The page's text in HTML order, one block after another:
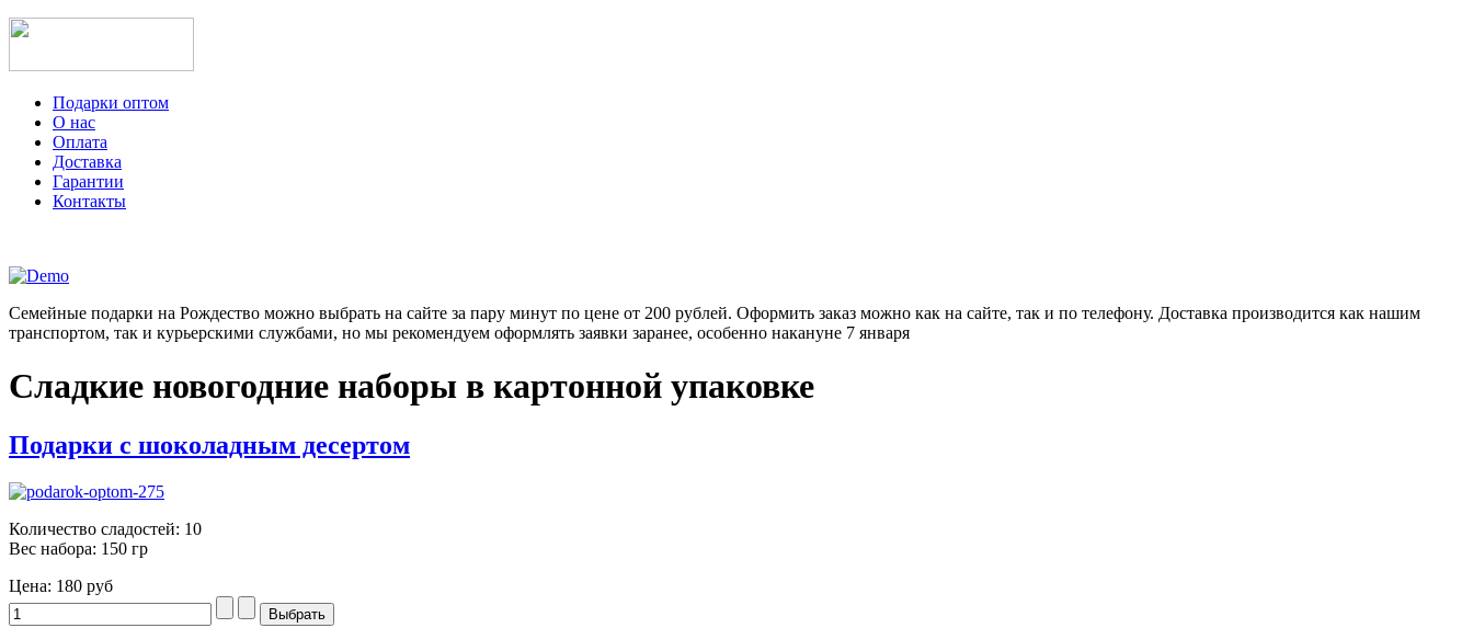
Подарки оптом
О нас
Оплата
Доставка
Гарантии
Контакты
Семейные подарки на Рождество можно выбрать на сайте за пару минут по цене от 200 рублей. Оформить заказ можно как на сайте, так и по телефону. Доставка производится как нашим
транспортом, так и курьерскими службами, но мы рекомендуем оформлять заявки заранее, особенно накануне 7 января
Сладкие новогодние наборы в картонной упаковке
Подарки с шоколадным десертом
Количество сладостей: 10
Вес набора: 150 гр
Цена: 180 руб